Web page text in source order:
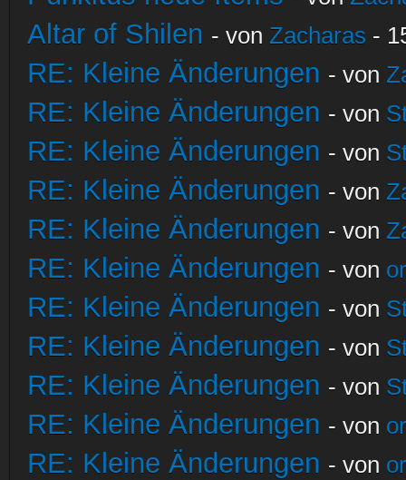
Altar of Shilen - von Zacharas -
RE: Kleine Änderungen - von
RE: Kleine Änderungen - von
RE: Kleine Änderungen - von
RE: Kleine Änderungen - von
RE: Kleine Änderungen - von
RE: Kleine Änderungen - von
RE: Kleine Änderungen - von
RE: Kleine Änderungen - von
RE: Kleine Änderungen - von
RE: Kleine Änderungen - von
RE: Kleine Änderungen - von